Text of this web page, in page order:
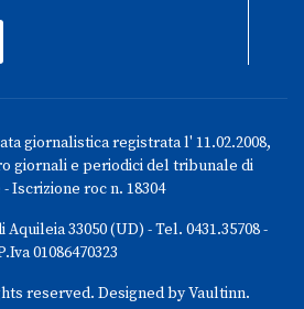
giornalistica registrata l' 11.02.2008,
giornali e periodici del tribunale di
Iscrizione roc n. 18304
Aquileia 33050 (UD) - Tel. 0431.35708 -
01086470323
reserved. Designed by Vaultinn.